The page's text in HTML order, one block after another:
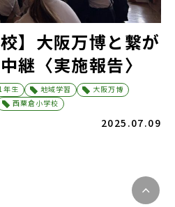
】大阪万博と繋が
継〈実施報告〉
年生 地域学習
大阪万博
西粟倉小学校
2025.07.09